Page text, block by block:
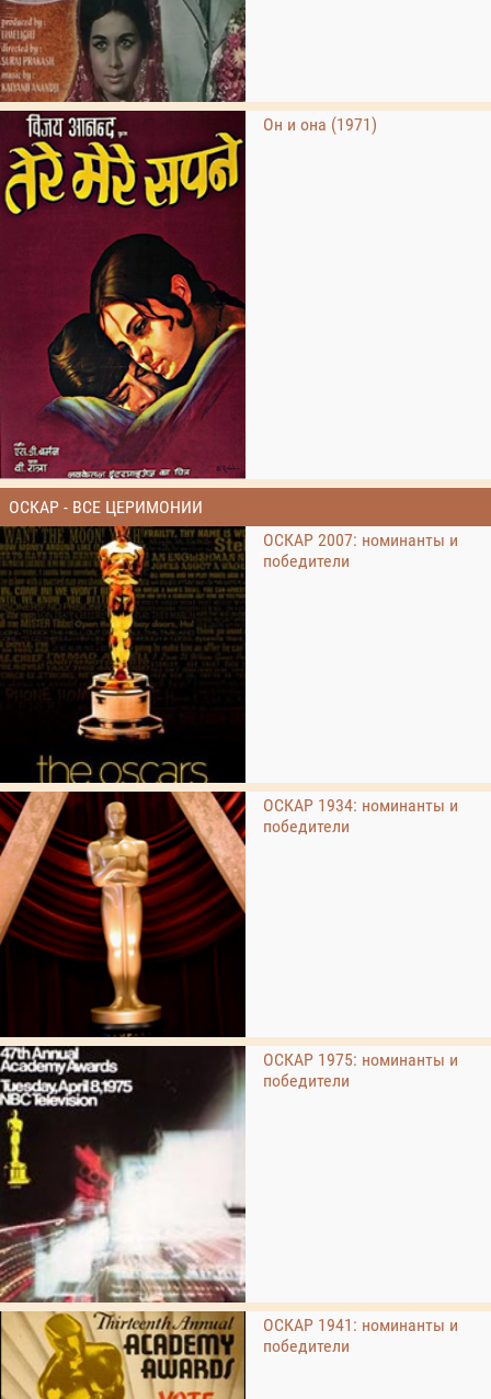
Он и она (1971)
ОСКАР - ВСЕ ЦЕРИМОНИИ
ОСКАР 2007: номинанты и
победители
ОСКАР 1934: номинанты и
победители
ОСКАР 1975: номинанты и
победители
ОСКАР 1941: номинанты и
победители